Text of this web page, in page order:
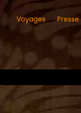
Voyages Presse